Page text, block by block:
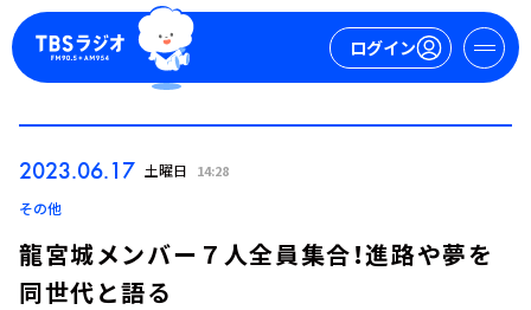
ログイン
2023.06.17 土曜日 14:28
その他
龍宮城メンバー７人全員集合！進路や夢を
同世代と語る